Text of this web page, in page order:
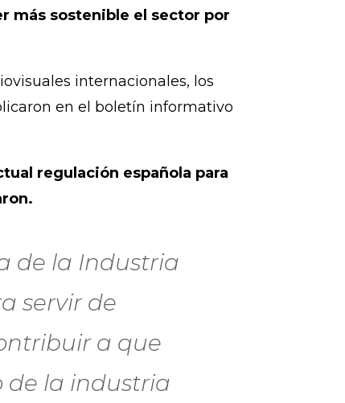
más sostenible el sector por
internacionales, los
en el boletín informativo
regulación española para
de la Industria
servir de
a que
de la industria